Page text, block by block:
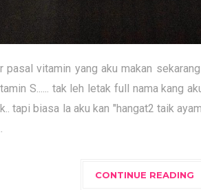
pasal vitamin yang aku makan
S...... tak leh letak full nama kang
tapi biasa la aku kan "hangat2 taik
CONTINUE READING